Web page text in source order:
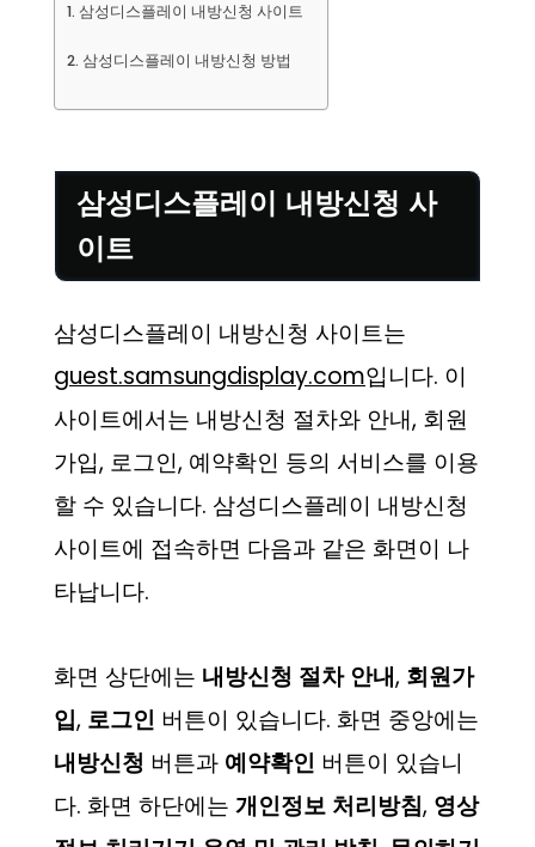
삼성디스플레이 내방신청 사이트
삼성디스플레이 내방신청 방법
삼성디스플레이 내방신청 사
이트
삼성디스플레이 내방신청 사이트는
guest.samsungdisplay.com입니다. 이
사이트에서는 내방신청 절차와 안내, 회원
가입, 로그인, 예약확인 등의 서비스를 이용
할 수 있습니다. 삼성디스플레이 내방신청
사이트에 접속하면 다음과 같은 화면이 나
타납니다.
화면 상단에는 내방신청 절차 안내, 회원가
입, 로그인 버튼이 있습니다. 화면 중앙에는
내방신청 버튼과 예약확인 버튼이 있습니
다. 화면 하단에는 개인정보 처리방침, 영상